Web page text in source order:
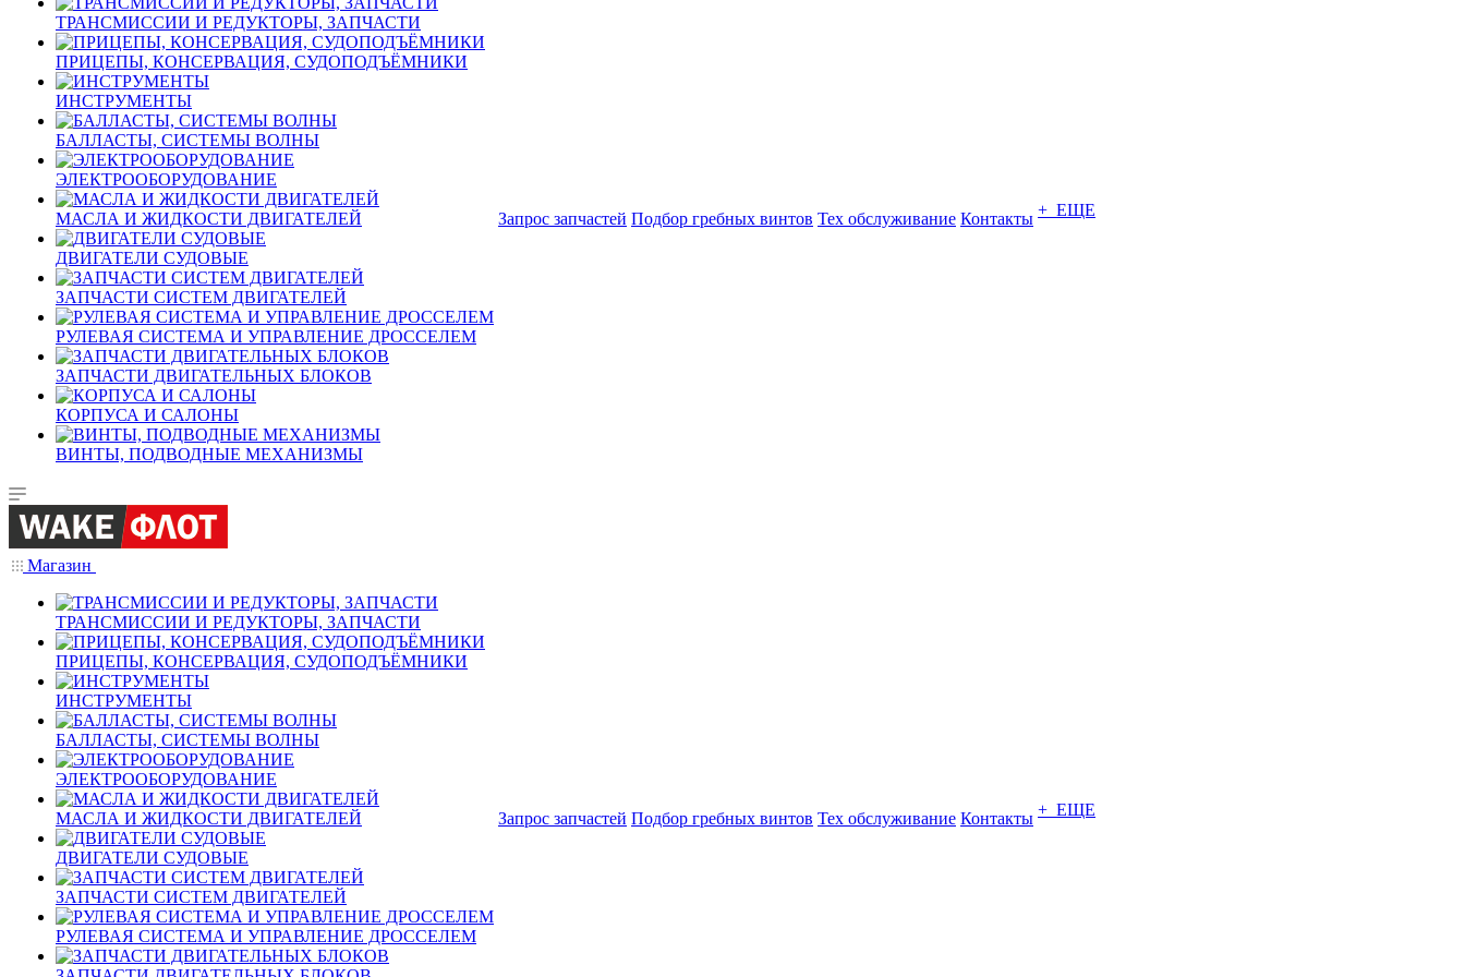
ТРАНСМИССИИ И РЕДУКТОРЫ, ЗАПЧАСТИ
ПРИЦЕПЫ, КОНСЕРВАЦИЯ, СУДОПОДЪЁМНИКИ
ИНСТРУМЕНТЫ
БАЛЛАСТЫ, СИСТЕМЫ ВОЛНЫ
ЭЛЕКТРООБОРУДОВАНИЕ
МАСЛА И ЖИДКОСТИ ДВИГАТЕЛЕЙ
ДВИГАТЕЛИ СУДОВЫЕ
ЗАПЧАСТИ СИСТЕМ ДВИГАТЕЛЕЙ
РУЛЕВАЯ СИСТЕМА И УПРАВЛЕНИЕ ДРОССЕЛЕМ
ЗАПЧАСТИ ДВИГАТЕЛЬНЫХ БЛОКОВ
КОРПУСА И САЛОНЫ
ВИНТЫ, ПОДВОДНЫЕ МЕХАНИЗМЫ
Запрос запчастей Подбор гребных винтов Тех обслуживание Контакты + ЕЩЕ
Магазин
ТРАНСМИССИИ И РЕДУКТОРЫ, ЗАПЧАСТИ
ПРИЦЕПЫ, КОНСЕРВАЦИЯ, СУДОПОДЪЁМНИКИ
ИНСТРУМЕНТЫ
БАЛЛАСТЫ, СИСТЕМЫ ВОЛНЫ
ЭЛЕКТРООБОРУДОВАНИЕ
МАСЛА И ЖИДКОСТИ ДВИГАТЕЛЕЙ
ДВИГАТЕЛИ СУДОВЫЕ
ЗАПЧАСТИ СИСТЕМ ДВИГАТЕЛЕЙ
РУЛЕВАЯ СИСТЕМА И УПРАВЛЕНИЕ ДРОССЕЛЕМ
Запрос запчастей Подбор гребных винтов Тех обслуживание Контакты + ЕЩЕ